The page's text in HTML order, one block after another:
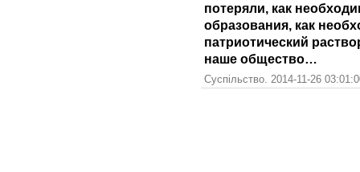
потеряли, как
образования, как
патриотический
наше общество…
Суспільство. 2014-11-26